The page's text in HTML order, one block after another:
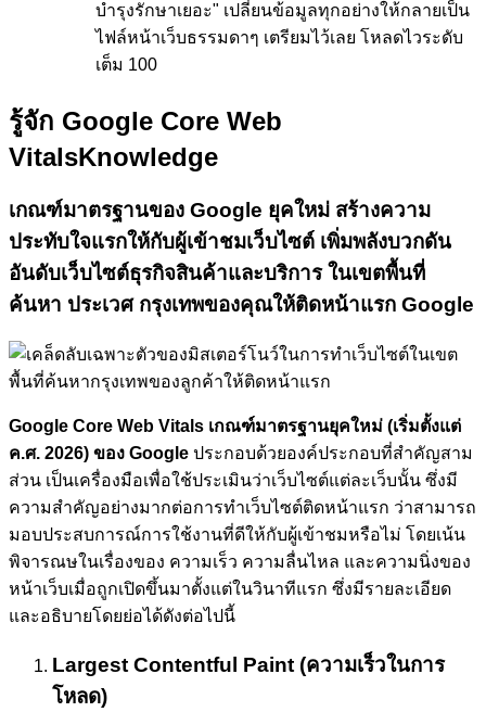
บำรุงรักษาเยอะ" เปลี่ยนข้อมูลทุกอย่างให้กลายเป็น
ไฟล์หน้าเว็บธรรมดาๆ เตรียมไว้เลย โหลดไวระดับ
เต็ม 100
รู้จัก Google Core Web
VitalsKnowledge
เกณฑ์มาตรฐานของ Google ยุคใหม่ สร้างความ
ประทับใจแรกให้กับผู้เข้าชมเว็บไซต์ เพิ่มพลังบวกดัน
อันดับเว็บไซต์ธุรกิจสินค้าและบริการ ในเขตพื้นที่
ค้นหา ประเวศ กรุงเทพของคุณให้ติดหน้าแรก Google
Google Core Web Vitals เกณฑ์มาตรฐานยุคใหม่ (เริ่มตั้งแต่
ค.ศ. 2026) ของ Google ประกอบด้วยองค์ประกอบที่สำคัญสาม
ส่วน เป็นเครื่องมือเพื่อใช้ประเมินว่าเว็บไซต์แต่ละเว็บนั้น ซึ่งมี
ความสำคัญอย่างมากต่อการทำเว็บไซต์ติดหน้าแรก ว่าสามารถ
มอบประสบการณ์การใช้งานที่ดีให้กับผู้เข้าชมหรือไม่ โดยเน้น
พิจารณษในเรื่องของ ความเร็ว ความลื่นไหล และความนิ่งของ
หน้าเว็บเมื่อถูกเปิดขึ้นมาตั้งแต่ในวินาทีแรก ซึ่งมีรายละเอียด
และอธิบายโดยย่อได้ดังต่อไปนี้
Largest Contentful Paint (ความเร็วในการ
โหลด)